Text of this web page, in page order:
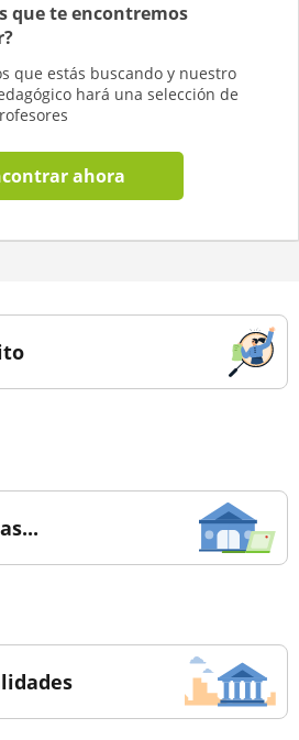
que te encontremos
que estás buscando y nuestro
hará una selección de
ahora